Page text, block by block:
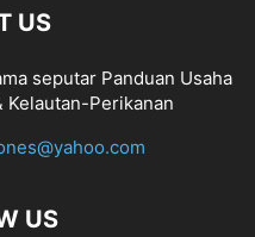
US
seputar Panduan Usaha
Kelautan-Perikanan
US